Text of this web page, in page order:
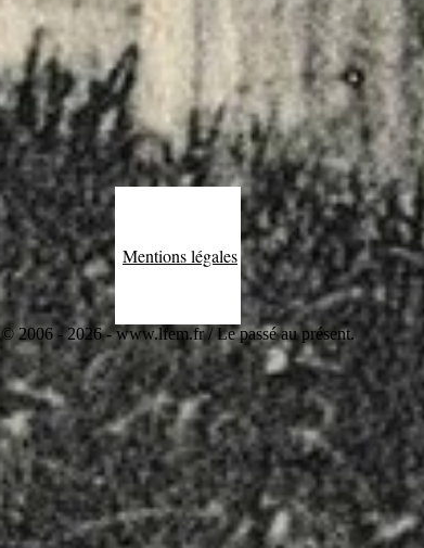
Mentions légales
© 2006 - 2026 - www.lfem.fr / Le passé au présent.